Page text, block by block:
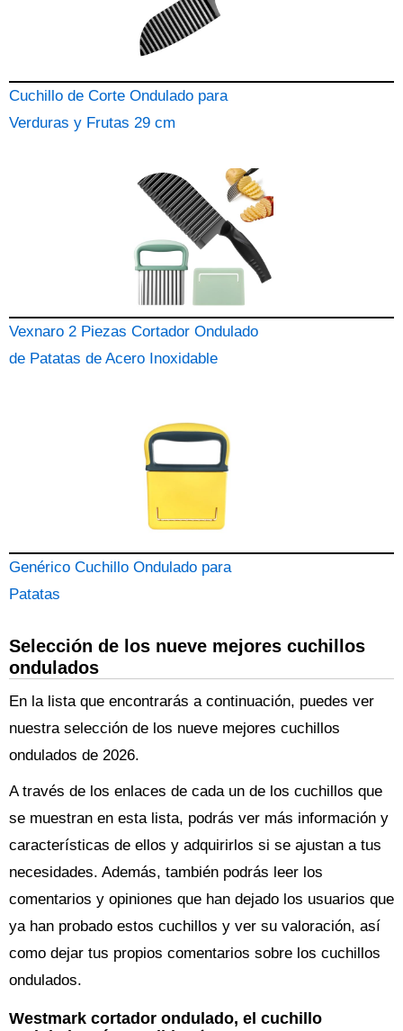
Cuchillo de Corte Ondulado para
Verduras y Frutas 29 cm
Vexnaro 2 Piezas Cortador Ondulado
de Patatas de Acero Inoxidable
Genérico Cuchillo Ondulado para
Patatas
Selección de los nueve mejores cuchillos
ondulados
En la lista que encontrarás a continuación, puedes ver
nuestra selección de los nueve mejores cuchillos
ondulados de 2026.
A través de los enlaces de cada un de los cuchillos que
se muestran en esta lista, podrás ver más información y
características de ellos y adquirirlos si se ajustan a tus
necesidades. Además, también podrás leer los
comentarios y opiniones que han dejado los usuarios que
ya han probado estos cuchillos y ver su valoración, así
como dejar tus propios comentarios sobre los cuchillos
ondulados.
Westmark cortador ondulado, el cuchillo